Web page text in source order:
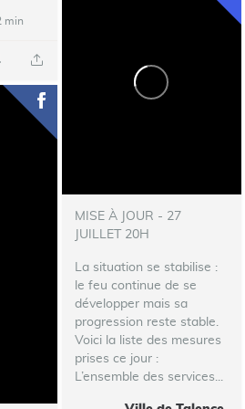
min
MISE À JOUR - 27
JUILLET 20H
La situation se stabilise :
le feu continue de se
développer mais sa
progression reste stable.
Voici la liste des mesures
prises ce jour :
L’ensemble des services...